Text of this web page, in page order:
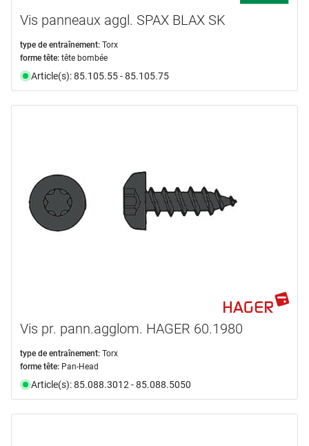
Vis panneaux aggl. SPAX BLAX SK
type de entraînement: Torx
forme tête: tête bombée
Article(s): 85.105.55 - 85.105.75
Vis pr. pann.agglom. HAGER 60.1980
type de entraînement: Torx
forme tête: Pan-Head
Article(s): 85.088.3012 - 85.088.5050